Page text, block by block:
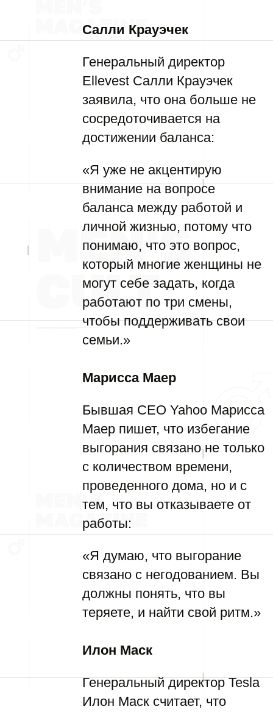
Салли Крауэчек
Генеральный директор
Ellevest Салли Крауэчек
заявила, что она больше не
сосредоточивается на
достижении баланса:
«Я уже не акцентирую
внимание на вопросе
баланса между работой и
личной жизнью, потому что
понимаю, что это вопрос,
который многие женщины не
могут себе задать, когда
работают по три смены,
чтобы поддерживать свои
семьи.»
Марисса Маер
Бывшая CEO Yahoo Марисса
Маер пишет, что избегание
выгорания связано не только
с количеством времени,
проведенного дома, но и с
тем, что вы отказываете от
работы:
«Я думаю, что выгорание
связано с негодованием. Вы
должны понять, что вы
теряете, и найти свой ритм.»
Илон Маск
Генеральный директор Tesla
Илон Маск считает, что